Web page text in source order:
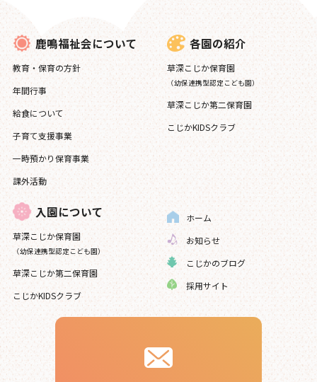
鹿鳴福祉会について
教育・保育の方針
年間行事
給食について
子育て支援事業
一時預かり保育事業
課外活動
各園の紹介
草深こじか保育園
（幼保連携型認定こども園）
草深こじか第二保育園
こじかKIDSクラブ
入園について
草深こじか保育園
（幼保連携型認定こども園）
草深こじか第二保育園
こじかKIDSクラブ
ホーム
お知らせ
こじかのブログ
採用サイト